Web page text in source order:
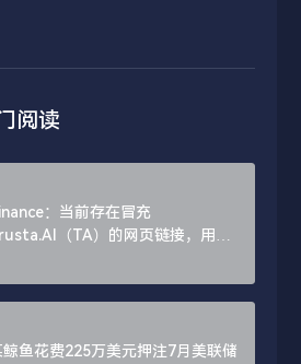
阅读
：当前存在冒充
（TA）的网页链接，用户
鲸鱼花费225万美元押注7月美联储